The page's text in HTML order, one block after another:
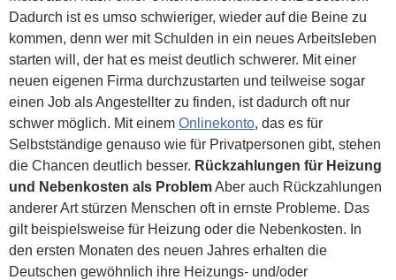
Dadurch ist es umso schwieriger, wieder auf die Beine zu
kommen, denn wer mit Schulden in ein neues Arbeitsleben
starten will, der hat es meist deutlich schwerer. Mit einer
neuen eigenen Firma durchzustarten und teilweise sogar
einen Job als Angestellter zu finden, ist dadurch oft nur
schwer möglich. Mit einem Onlinekonto, das es für
Selbstständige genauso wie für Privatpersonen gibt, stehen
die Chancen deutlich besser. Rückzahlungen für Heizung
und Nebenkosten als ProblemAber auch Rückzahlungen
anderer Art stürzen Menschen oft in ernste Probleme. Das
gilt beispielsweise für Heizung oder die Nebenkosten. In
den ersten Monaten des neuen Jahres erhalten die
Deutschen gewöhnlich ihre Heizungs- und/oder